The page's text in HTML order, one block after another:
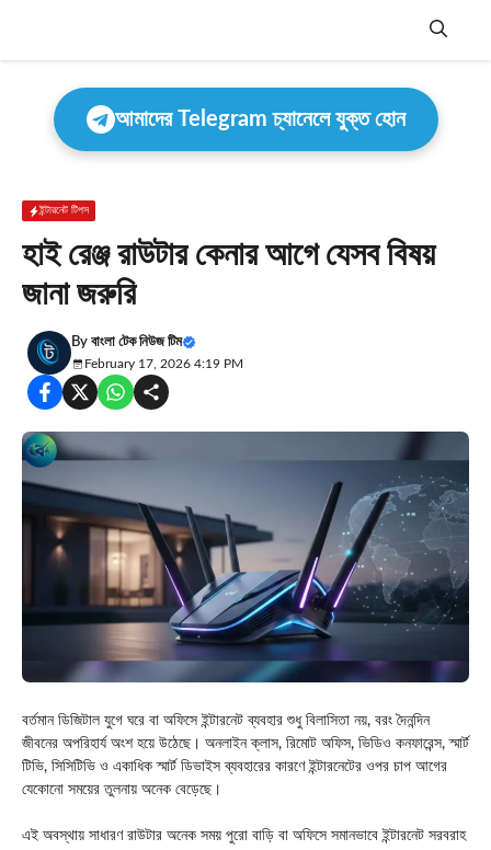
Menu
আমাদের Telegram চ্যানেলে যুক্ত হোন
ইন্টারনেট টিপস
হাই রেঞ্জ রাউটার কেনার আগে যেসব বিষয়
জানা জরুরি
By বাংলা টেক নিউজ টিম
February 17, 2026 4:19 PM
বর্তমান ডিজিটাল যুগে ঘরে বা অফিসে ইন্টারনেট ব্যবহার শুধু বিলাসিতা নয়, বরং দৈনন্দিন
জীবনের অপরিহার্য অংশ হয়ে উঠেছে। অনলাইন ক্লাস, রিমোট অফিস, ভিডিও কনফারেন্স, স্মার্ট
টিভি, সিসিটিভি ও একাধিক স্মার্ট ডিভাইস ব্যবহারের কারণে ইন্টারনেটের ওপর চাপ আগের
যেকোনো সময়ের তুলনায় অনেক বেড়েছে।
এই অবস্থায় সাধারণ রাউটার অনেক সময় পুরো বাড়ি বা অফিসে সমানভাবে ইন্টারনেট সরবরাহ